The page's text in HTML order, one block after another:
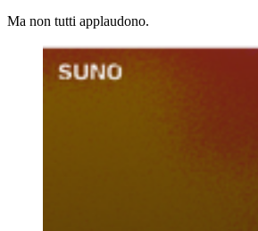
Ma non tutti applaudono.